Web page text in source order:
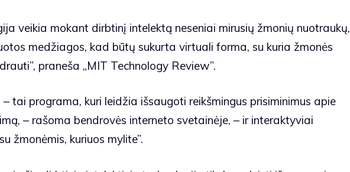
veikia mokant dirbtinį intelektą neseniai mirusių žmonių nuotraukų,
medžiagos, kad būtų sukurta virtuali forma, su kuria žmonės
praneša „MIT Technology Review”.
– tai programa, kuri leidžia išsaugoti reikšmingus prisiminimus apie
– rašoma bendrovės interneto svetainėje, – ir interaktyviai
žmonėmis, kuriuos mylite”.